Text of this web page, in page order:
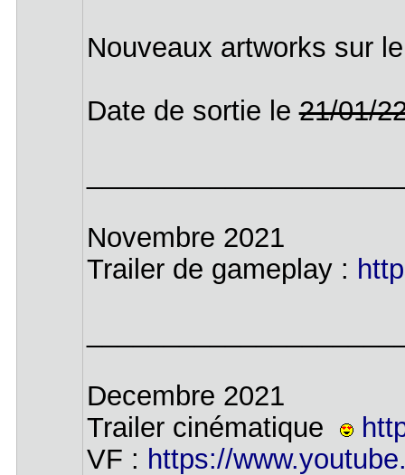
Nouveaux artworks sur
Date de sortie le21/01/
Novembre 2021
Trailer de gameplay :
Decembre 2021
Trailer cinématique
VF : https://